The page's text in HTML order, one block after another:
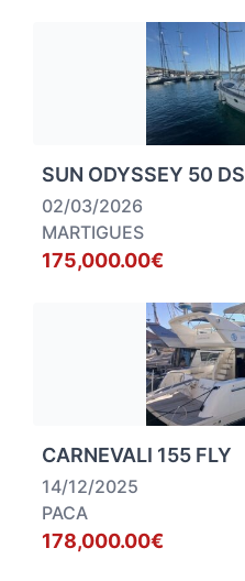
SUN ODYSSEY 50 DS
02/03/2026
MARTIGUES
175,000.00€
CARNEVALI 155 FLY
14/12/2025
PACA
178,000.00€